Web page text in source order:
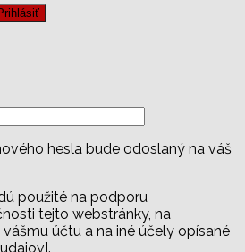
hesla bude odoslaný na váš
použité na podporu
tejto webstránky, na
účtu a na iné účely opísané